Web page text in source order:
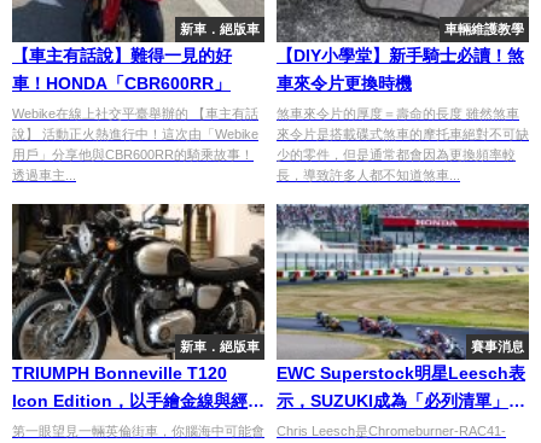
新車．絕版車
【車主有話說】難得一見的好
車！HONDA「CBR600RR」
Webike在線上社交平臺舉辦的 【車主有話
說】 活動正火熱進行中！這次由「Webike
用戶」分享他與CBR600RR的騎乘故事！
透過車主...
車輛維護教學
【DIY小學堂】新手騎士必讀！煞
車來令片更換時機
煞車來令片的厚度＝壽命的長度 雖然煞車
來令片是搭載碟式煞車的摩托車絕對不可缺
少的零件，但是通常都會因為更換頻率較
長，導致許多人都不知道煞車...
新車．絕版車
TRIUMPH Bonneville T120
Icon Edition，以手繪金線與經典
塗裝向 1907 年傳奇致敬
第一眼望見一輛英倫街車，你腦海中可能會
賽事消息
EWC Superstock明星Leesch表
示，SUZUKI成為「必列清單」的
賽事
Chris Leesch是Chromeburner-RAC41-